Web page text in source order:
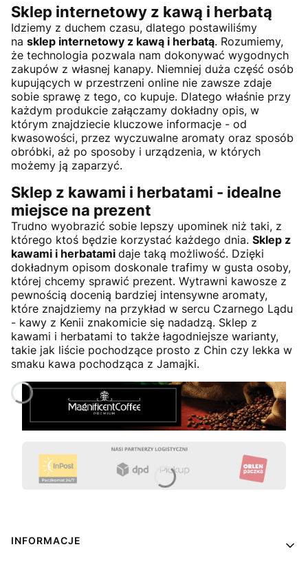
Sklep internetowy z kawą i herbatą
Idziemy z duchem czasu, dlatego postawiliśmy
na sklep internetowy z kawą i herbatą. Rozumiemy,
że technologia pozwala nam dokonywać wygodnych
zakupów z własnej kanapy. Niemniej duża część osób
kupujących w przestrzeni online nie zawsze zdaje
sobie sprawę z tego, co kupuje. Dlatego właśnie przy
każdym produkcie załączamy dokładny opis, w
którym znajdziecie kluczowe informacje - od
kwasowości, przez wyczuwalne aromaty oraz sposób
obróbki, aż po sposoby i urządzenia, w których
możemy ją zaparzyć.
Sklep z kawami i herbatami - idealne
miejsce na prezent
Trudno wyobrazić sobie lepszy upominek niż taki, z
którego ktoś będzie korzystać każdego dnia. Sklep z
kawami i herbatami daje taką możliwość. Dzięki
dokładnym opisom doskonale trafimy w gusta osoby,
której chcemy sprawić prezent. Wytrawni kawosze z
pewnością docenią bardziej intensywne aromaty,
które znajdziemy na przykład w sercu Czarnego Lądu
- kawy z Kenii znakomicie się nadadzą. Sklep z
kawami i herbatami to także łagodniejsze warianty,
takie jak liście pochodzące prosto z Chin czy lekka w
smaku kawa pochodząca z Jamajki.
Linki w stopce
INFORMACJE